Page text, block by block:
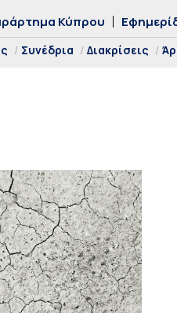
Κύπρου
Συνέδρια Διακρίσεις